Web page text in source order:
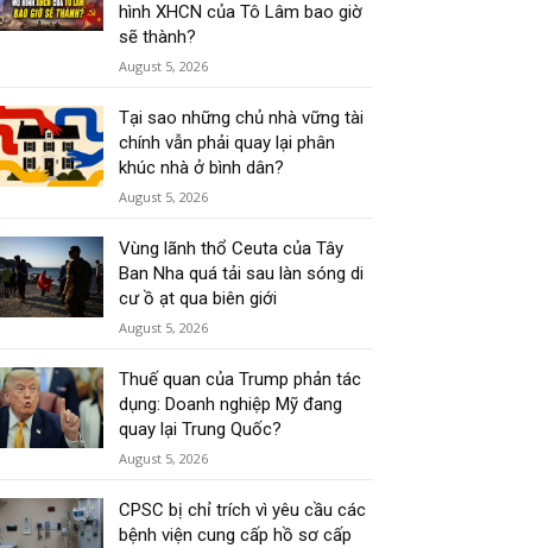
hình XHCN của Tô Lâm bao giờ
sẽ thành?
August 5, 2026
Tại sao những chủ nhà vững tài
chính vẫn phải quay lại phân
khúc nhà ở bình dân?
August 5, 2026
Vùng lãnh thổ Ceuta của Tây
Ban Nha quá tải sau làn sóng di
cư ồ ạt qua biên giới
August 5, 2026
Thuế quan của Trump phản tác
dụng: Doanh nghiệp Mỹ đang
quay lại Trung Quốc?
August 5, 2026
CPSC bị chỉ trích vì yêu cầu các
bệnh viện cung cấp hồ sơ cấp